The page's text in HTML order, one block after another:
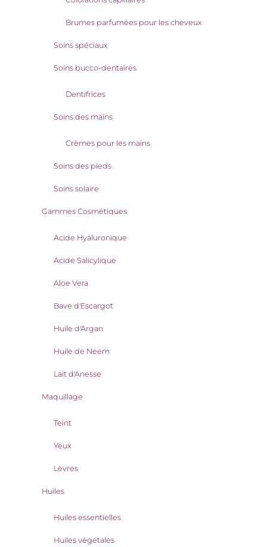
Brumes parfumées pour les cheveux
Soins spéciaux
Soins bucco-dentaires
Dentifrices
Soins des mains
Crèmes pour les mains
Soins des pieds
Soins solaire
Gammes Cosmétiques
Acide Hyaluronique
Acide Salicylique
Aloe Vera
Bave d'Escargot
Huile d'Argan
Huile de Neem
Lait d'Anesse
Maquillage
Teint
Yeux
Lèvres
Huiles
Huiles essentielles
Huiles végétales